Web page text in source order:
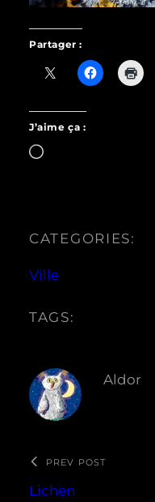
Partager :
J’aime ça :
Chargement…
CATEGORIES:
Ville
TAGS:
Aldor
PREV POST
Lichen